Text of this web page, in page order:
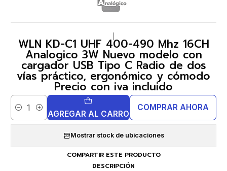
WLN KD-C1 UHF 400-490 Mhz 16CH
Analogico 3W Nuevo modelo con
cargador USB Tipo C Radio de dos
vías práctico, ergonómico y cómodo
Precio con iva incluido
Cantidad AGREGAR AL CARRO
COMPRAR AHORA
Mostrar stock de ubicaciones
COMPARTIR ESTE PRODUCTO
DESCRIPCIÓN